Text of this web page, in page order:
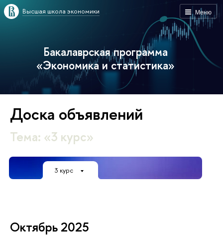
Меню
Высшая школа экономики
Бакалаврская программа
«Экономика и статистика»
Доска объявлений
Тема: «3 курс»
3 курс
Октябрь 2025